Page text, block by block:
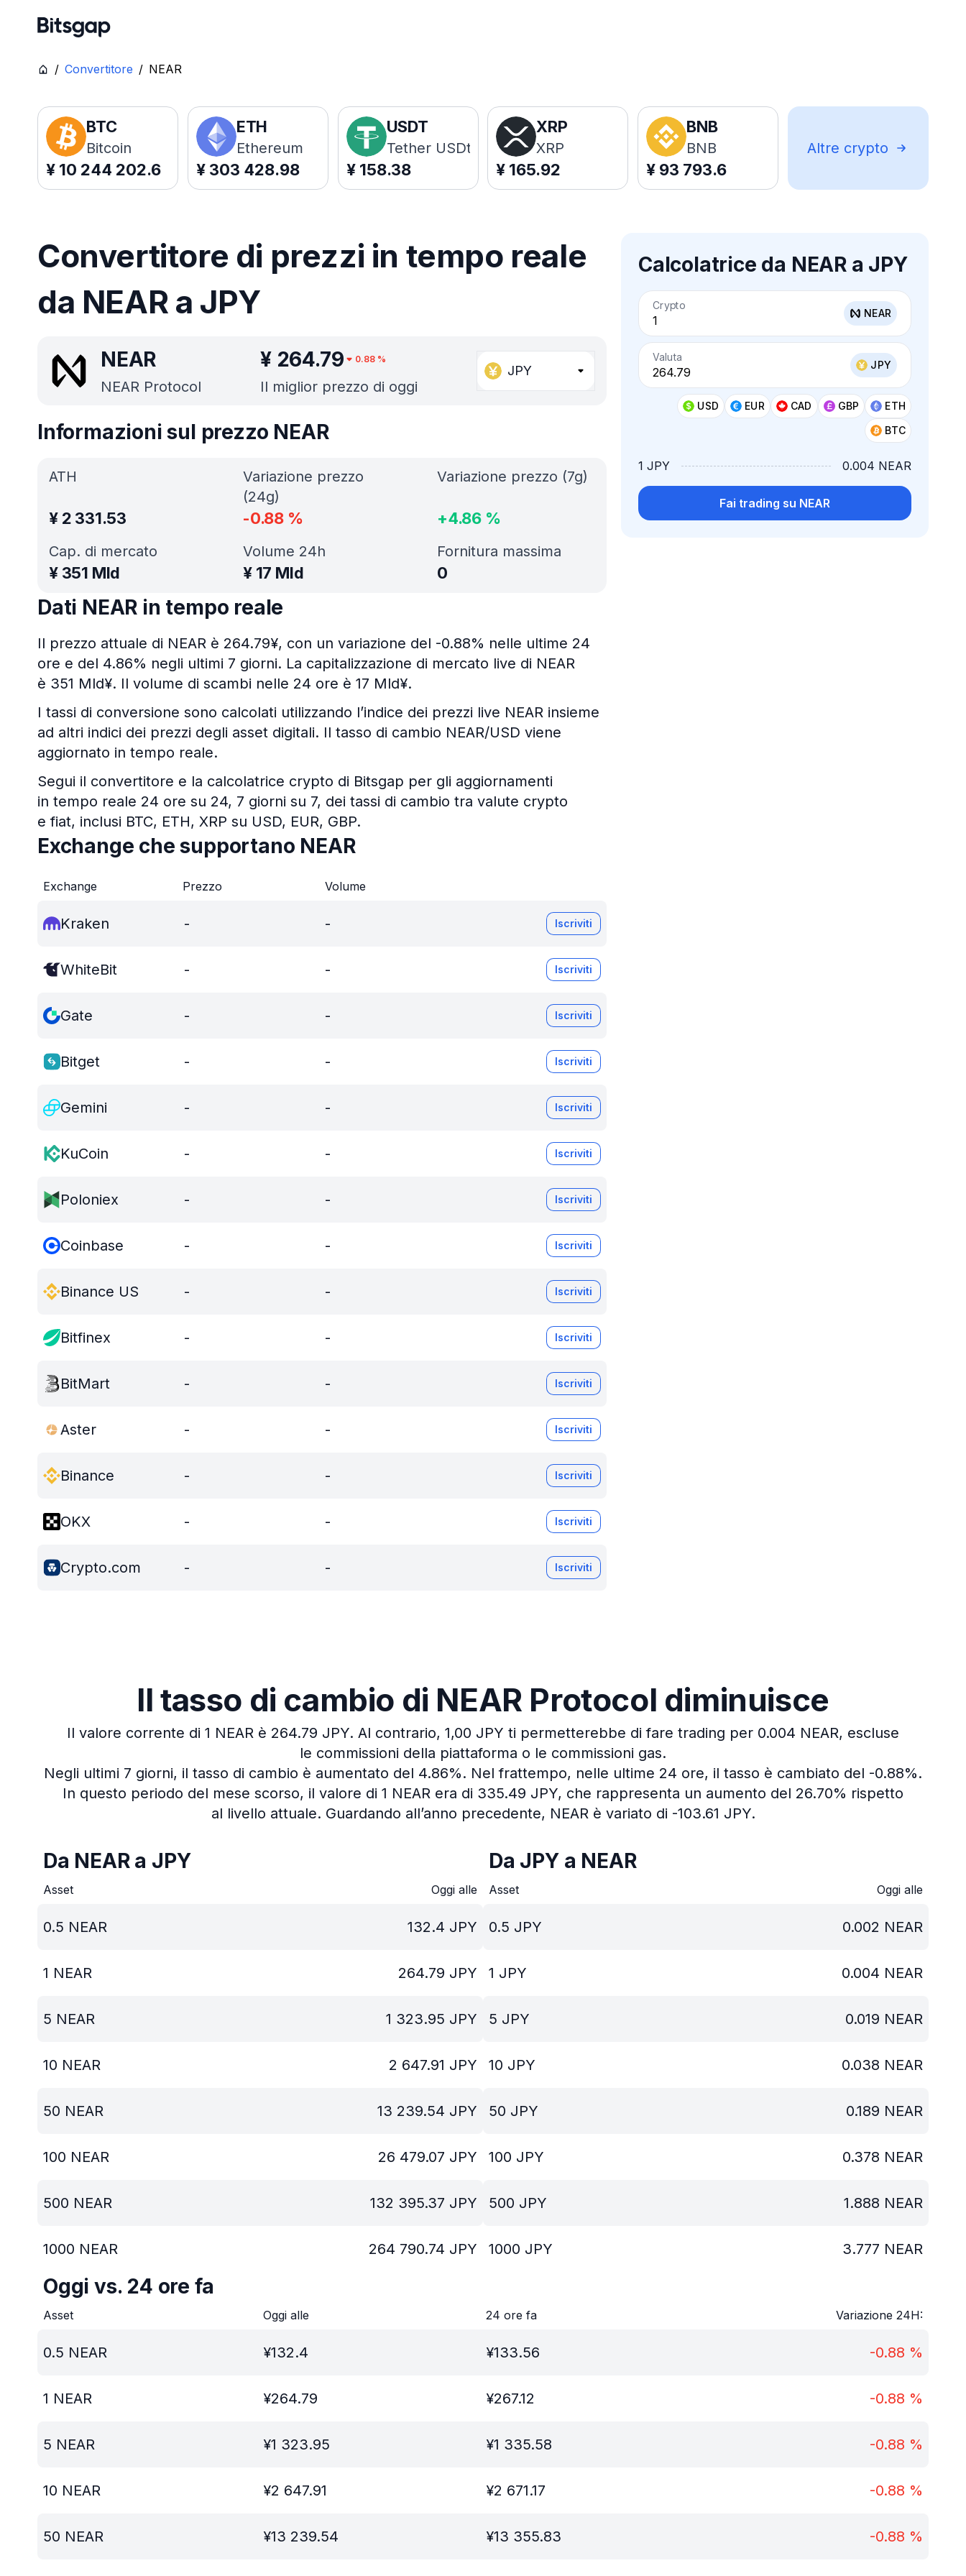
/ Convertitore / NEAR
BTC
Bitcoin
¥ 10 244 202.6
ETH
Ethereum
¥ 303 428.98
USDT
Tether USDt
¥ 158.38
XRP
XRP
¥ 165.92
BNB
BNB
¥ 93 793.6
Altre crypto
Convertitore di prezzi in tempo reale
da NEAR a JPY
NEAR
NEAR Protocol
¥ 264.79 0.88 %
Il miglior prezzo di oggi
JPY
Calcolatrice da NEAR a JPY
Crypto
NEAR
Valuta
JPY
USD EUR CAD GBP
ETH
BTC
1 JPY 0.004 NEAR
Fai trading su NEAR
Informazioni sul prezzo NEAR
ATH
¥ 2 331.53
Cap. di mercato
¥ 351 Mld
Variazione prezzo
(24g)
-0.88 %
Variazione prezzo (7g)
+4.86 %
Volume 24h
¥ 17 Mld
Fornitura massima
0
Dati NEAR in tempo reale
Il prezzo attuale di NEAR è 264.79¥, con un variazione del -0.88% nelle ultime 24
ore e del 4.86% negli ultimi 7 giorni. La capitalizzazione di mercato live di NEAR
è 351 Mld¥. Il volume di scambi nelle 24 ore è 17 Mld¥.
I tassi di conversione sono calcolati utilizzando l’indice dei prezzi live NEAR insieme
ad altri indici dei prezzi degli asset digitali. Il tasso di cambio NEAR/USD viene
aggiornato in tempo reale.
Segui il convertitore e la calcolatrice crypto di Bitsgap per gli aggiornamenti
in tempo reale 24 ore su 24, 7 giorni su 7, dei tassi di cambio tra valute crypto
e fiat, inclusi BTC, ETH, XRP su USD, EUR, GBP.
Exchange che supportano NEAR
Exchange Prezzo Volume
Kraken - - Iscriviti
WhiteBit - - Iscriviti
Gate - - Iscriviti
Bitget - - Iscriviti
Gemini - - Iscriviti
KuCoin - - Iscriviti
Poloniex - - Iscriviti
Coinbase - - Iscriviti
Binance US - - Iscriviti
Bitfinex - - Iscriviti
BitMart - - Iscriviti
Aster - - Iscriviti
Binance - - Iscriviti
OKX - - Iscriviti
Crypto.com - - Iscriviti
Il tasso di cambio di NEAR Protocol diminuisce
Il valore corrente di 1 NEAR è 264.79 JPY. Al contrario, 1,00 JPY ti permetterebbe di fare trading per 0.004 NEAR, escluse
le commissioni della piattaforma o le commissioni gas.
Negli ultimi 7 giorni, il tasso di cambio è aumentato del 4.86%. Nel frattempo, nelle ultime 24 ore, il tasso è cambiato del -0.88%.
In questo periodo del mese scorso, il valore di 1 NEAR era di 335.49 JPY, che rappresenta un aumento del 26.70% rispetto
al livello attuale. Guardando all’anno precedente, NEAR è variato di -103.61 JPY.
Da NEAR a JPY
Asset Oggi alle
0.5 NEAR 132.4 JPY
1 NEAR 264.79 JPY
5 NEAR 1 323.95 JPY
10 NEAR 2 647.91 JPY
50 NEAR 13 239.54 JPY
100 NEAR 26 479.07 JPY
500 NEAR 132 395.37 JPY
1000 NEAR 264 790.74 JPY
Da JPY a NEAR
Asset Oggi alle
0.5 JPY 0.002 NEAR
1 JPY 0.004 NEAR
5 JPY 0.019 NEAR
10 JPY 0.038 NEAR
50 JPY 0.189 NEAR
100 JPY 0.378 NEAR
500 JPY 1.888 NEAR
1000 JPY 3.777 NEAR
Oggi vs. 24 ore fa
Asset Oggi alle 24 ore fa Variazione 24H:
0.5 NEAR ¥132.4 ¥133.56 -0.88 %
1 NEAR ¥264.79 ¥267.12 -0.88 %
5 NEAR ¥1 323.95 ¥1 335.58 -0.88 %
10 NEAR ¥2 647.91 ¥2 671.17 -0.88 %
50 NEAR ¥13 239.54 ¥13 355.83 -0.88 %